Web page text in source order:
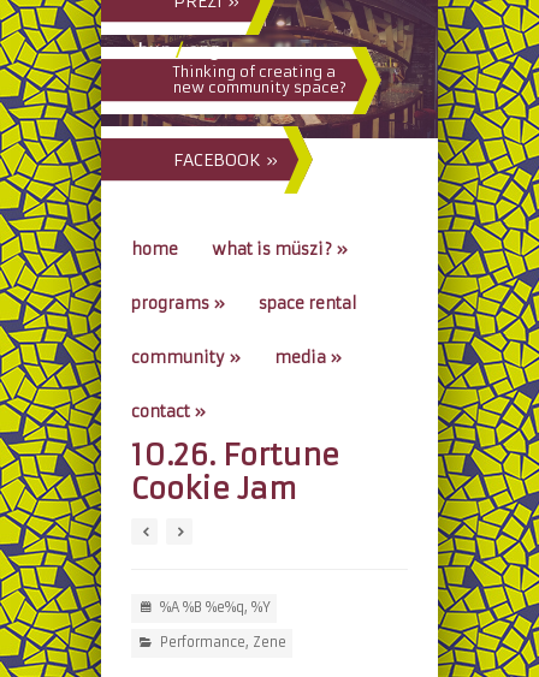
hun/eng
Thinking of creating a
new community space?
FACEBOOK »
home what is müszi? »
programs » space rental
community » media »
contact »
go to...
10.26. Fortune
Cookie Jam
%A %B %e%q, %Y
Performance, Zene